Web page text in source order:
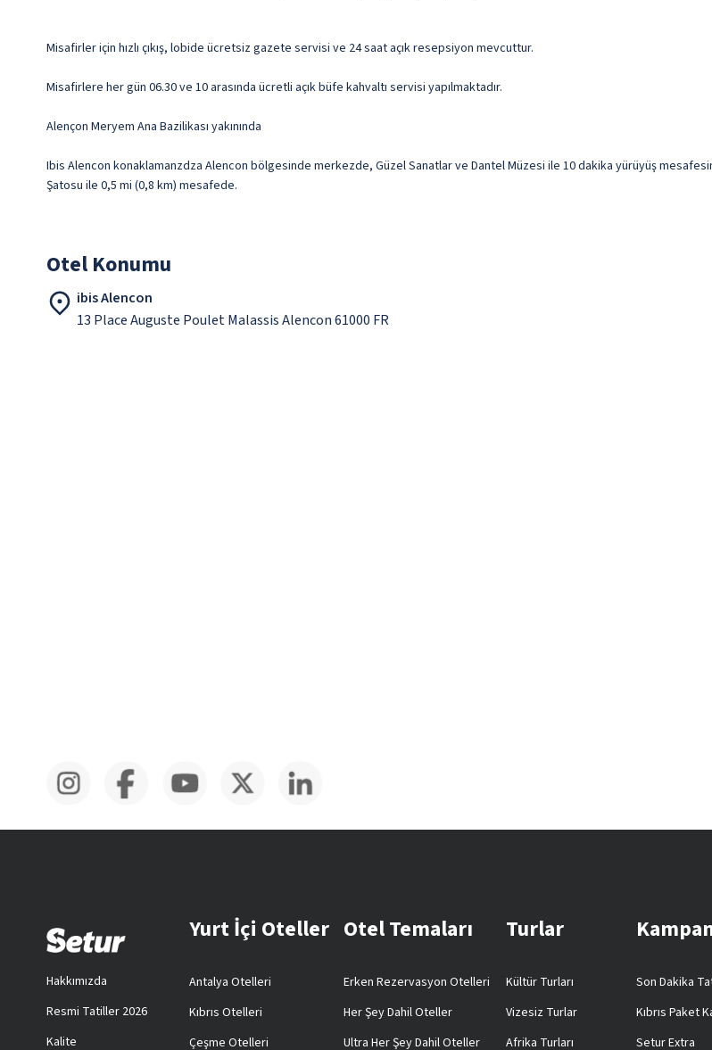
Misafirler için hızlı çıkış, lobide ücretsiz gazete servisi ve 24 saat açık resepsiyon mevcuttur.
Misafirlere her gün 06.30 ve 10 arasında ücretli açık büfe kahvaltı servisi yapılmaktadır.
Alençon Meryem Ana Bazilikası yakınında
Ibis Alencon konaklamanzdza Alencon bölgesinde merkezde, Güzel Sanatlar ve Dantel Müzesi ile 10 dakika yürüyüş
Şatosu ile 0,5 mi (0,8 km) mesafede.
Otel Konumu
ibis Alencon
13 Place Auguste Poulet Malassis Alencon 61000 FR
Hakkımızda
Resmi Tatiller 2026
Kalite
Yurt İçi Oteller
Antalya Otelleri
Kıbrıs Otelleri
Çeşme Otelleri
Otel Temaları
Erken Rezervasyon Otelleri
Her Şey Dahil Oteller
Ultra Her Şey Dahil Oteller
Turlar
Kültür Turları
Vizesiz Turlar
Afrika Turları
Son Dakika
Kıbrıs Paket
Setur Extra